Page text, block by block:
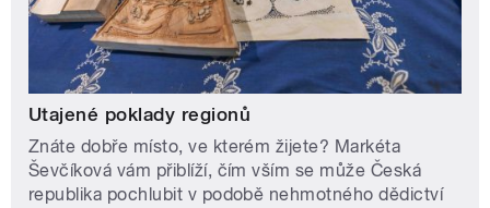
Utajené poklady regionů
Znáte dobře místo, ve kterém žijete? Markéta
Ševčíková vám přiblíží, čím vším se může Česká
republika pochlubit v podobě nehmotného dědictví